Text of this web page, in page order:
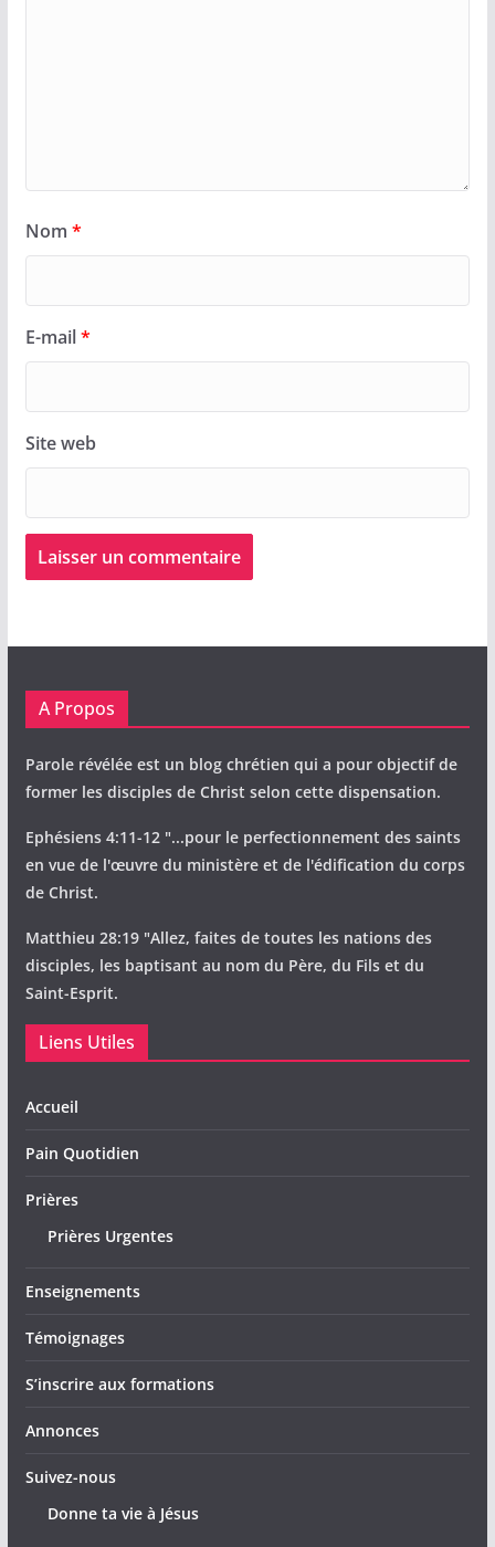
Nom *
E-mail*
Site web
A Propos
Parole révélée est un blog chrétien qui a pour objectif de
former les disciples de Christ selon cette dispensation.
Ephésiens 4:11-12 "...pour le perfectionnement des saints
en vue de l'œuvre du ministère et de l'édification du corps
de Christ.
Matthieu 28:19 "Allez, faites de toutes les nations des
disciples, les baptisant au nom du Père, du Fils et du
Saint-Esprit.
Liens Utiles
Accueil
Pain Quotidien
Prières
Prières Urgentes
Enseignements
Témoignages
S’inscrire aux formations
Annonces
Suivez-nous
Donne ta vie à Jésus